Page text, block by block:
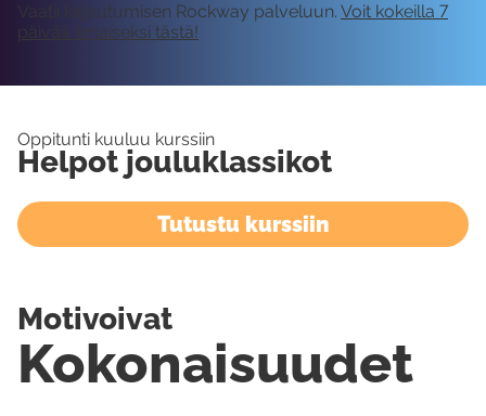
Vaatii kirjautumisen Rockway palveluun. Voit kokeilla 7
päivää ilmaiseksi tästä!
Oppitunti kuuluu kurssiin
Helpot jouluklassikot
Tutustu kurssiin
Kokonaisuudet
Motivoivat